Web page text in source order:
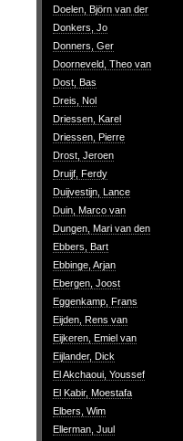
Doelen, Björn van der
Donkers, Jo
Donners, Ger
Doorneveld, Theo van
Dost, Bas
Dreis, Nol
Driessen, Karel
Driessen, Pierre
Drost, Jeroen
Druijf, Ferdy
Duijvestijn, Lance
Duin, Marco van
Dungen, Mari van den
Ebbers, Bart
Ebbinge, Arjan
Ebergen, Joost
Eggenkamp, Frans
Eijden, Rens van
Eijkeren, Emiel van
Eijlander, Dick
El Akchaoui, Youssef
El Kabir, Moestafa
Elbers, Wim
Ellerman, Juul